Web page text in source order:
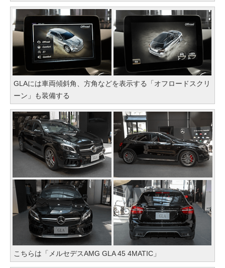
GLAには車両傾斜角、方角などを表示する「オフロードスクリ
ーン」も装備する
こちらは「メルセデスAMG GLA 45 4MATIC」